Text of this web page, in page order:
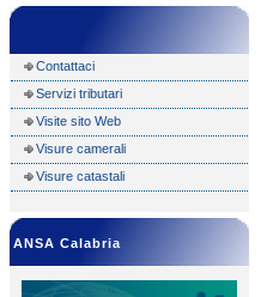
Contattaci
Servizi tributari
Visite sito Web
Visure camerali
Visure catastali
ANSA Calabria